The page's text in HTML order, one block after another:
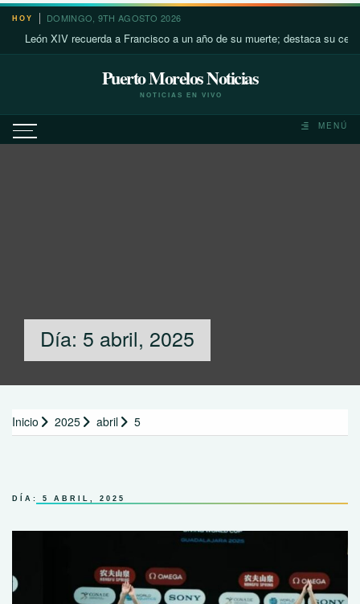
Saltar
contenido
HOY DOMINGO, 9TH AGOSTO 2026
XIV recuerda a Francisco a un año de su muerte; destaca su cercanía
Puerto Morelos Noticias
NOTICIAS EN VIVO
MENÚ
Día: 5 abril, 2025
Inicio 2025 abril 5
DÍA: 5 ABRIL, 2025